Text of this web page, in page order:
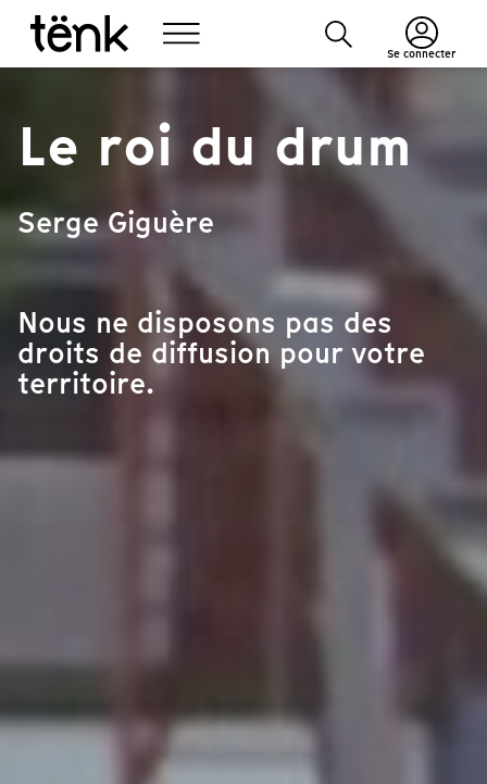
Se connecter
Le roi du drum
Serge Giguère
Nous ne disposons pas des
droits de diffusion pour votre
territoire.